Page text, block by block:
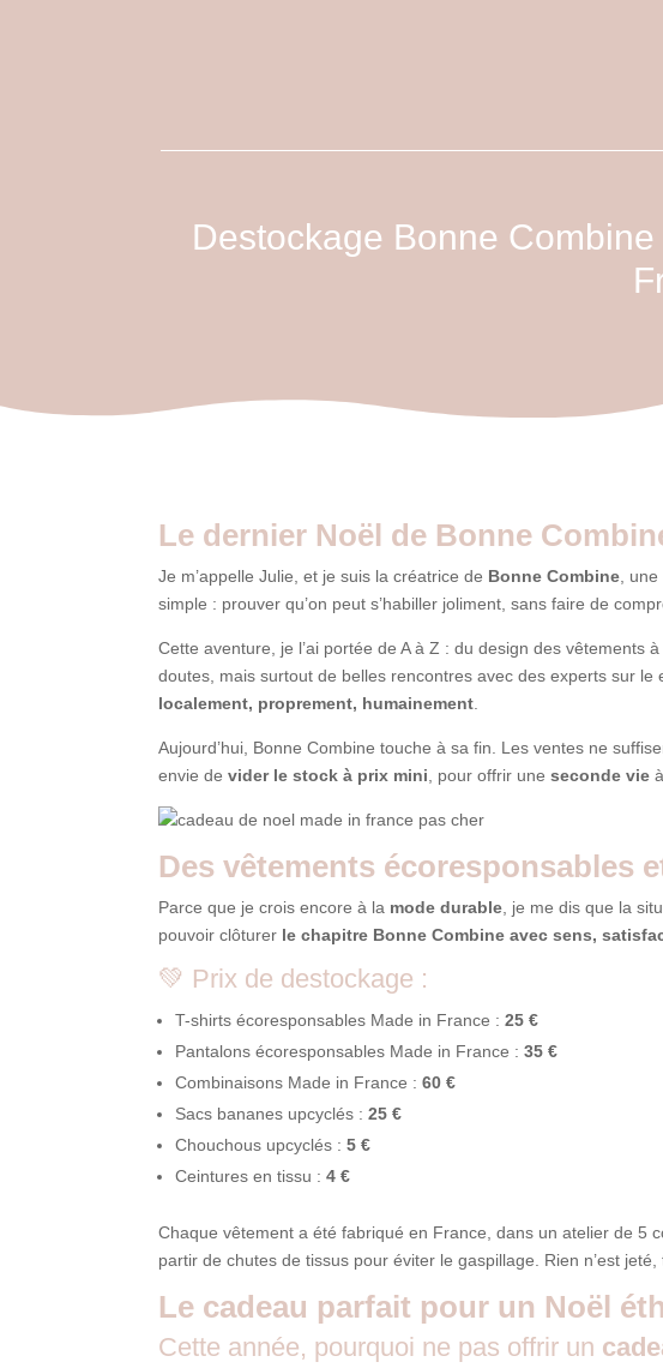
Destockage Bonne
Le dernier Noël de Bonne
Je m’appelle Julie, et je suis la créatrice de Bonne Combine, une
simple : prouver qu’on peut s’habiller joliment, sans faire de
Cette aventure, je l’ai portée de A à Z : du design des
doutes, mais surtout de belles rencontres avec des experts sur
localement, proprement, humainement.
Aujourd’hui, Bonne Combine touche à sa fin. Les ventes ne
envie de vider le stock à prix mini, pour offrir une seconde vie
Des vêtements écoresponsables
Parce que je crois encore à la mode durable, je me dis que la
pouvoir clôturer le chapitre Bonne Combine avec sens,
💚 Prix de destockage :
T-shirts écoresponsables Made in France : 25 €
Pantalons écoresponsables Made in France : 35 €
Combinaisons Made in France : 60 €
Sacs bananes upcyclés : 25 €
Chouchous upcyclés : 5 €
Ceintures en tissu : 4 €
Chaque vêtement a été fabriqué en France, dans un atelier de 5
partir de chutes de tissus pour éviter le gaspillage. Rien n’est
Le cadeau parfait pour un Noël
Cette année, pourquoi ne pas offrir un